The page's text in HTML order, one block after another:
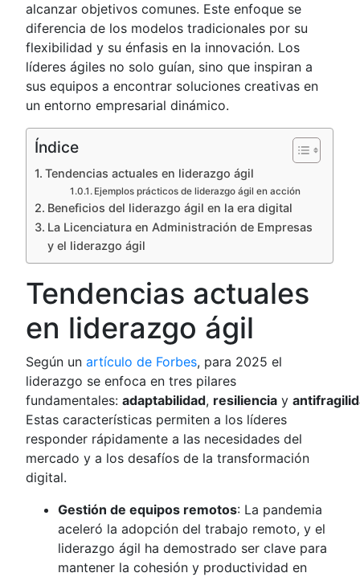
alcanzar objetivos comunes. Este enfoque se
diferencia de los modelos tradicionales por su
flexibilidad y su énfasis en la innovación. Los
líderes ágiles no solo guían, sino que inspiran a
sus equipos a encontrar soluciones creativas en
un entorno empresarial dinámico.
Índice
Tendencias actuales en liderazgo ágil
Ejemplos prácticos de liderazgo ágil en acción
Beneficios del liderazgo ágil en la era digital
La Licenciatura en Administración de Empresas
y el liderazgo ágil
Tendencias actuales
en liderazgo ágil
Según un artículo de Forbes, para 2025 el
liderazgo se enfoca en tres pilares
fundamentales:adaptabilidad, resiliencia y
Estas características permiten a los líderes
responder rápidamente a las necesidades del
mercado y a los desafíos de la transformación
digital.
Gestión de equipos remotos: La pandemia
aceleró la adopción del trabajo remoto, y el
liderazgo ágil ha demostrado ser clave para
mantener la cohesión y productividad en